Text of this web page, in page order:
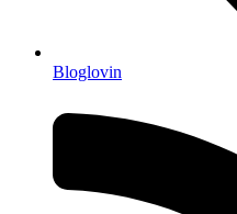
Bloglovin